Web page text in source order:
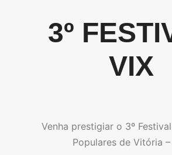
3º
VIX
Venha prestigiar o 3º
Populares de Vitória –